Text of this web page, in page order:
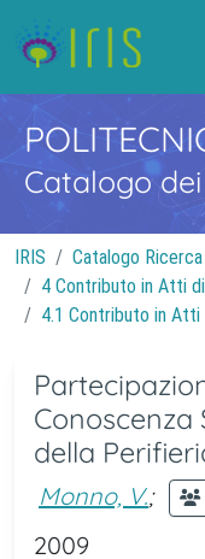
Catalogo
IRIS
Catalogo Ricerca
4 Contributo in Atti
4.1 Contributo in Atti
Conoscenza
della
Monno, V.;
2009